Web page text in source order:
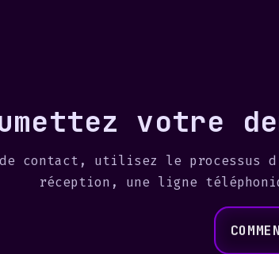
votre
contact, utilisez le processus
réception, une ligne